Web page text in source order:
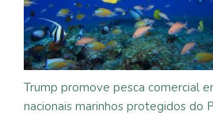
Trump promove pesca comercial
nacionais marinhos protegidos do